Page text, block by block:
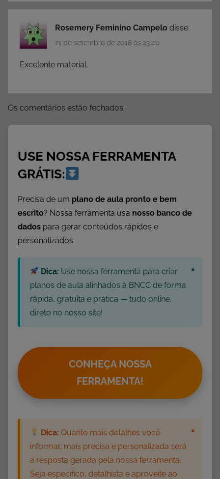
Rosemery Feminino Campelo disse:
21 de setembro de 2018 às 23:40
Excelente material.
Os comentários estão fechados.
USE NOSSA FERRAMENTA
GRÁTIS:
Precisa de um plano de aula pronto e bem
escrito? Nossa ferramenta usa nosso banco de
dados para gerar conteúdos rápidos e
personalizados.
Dica: Use nossa ferramenta para criar
planos de aula alinhados à BNCC de forma
rápida, gratuita e prática — tudo online,
direto no nosso site!
×
CONHEÇA NOSSA
FERRAMENTA!
Dica: Quanto mais detalhes você
informar, mais precisa e personalizada será
a resposta gerada pela nossa ferramenta.
Seja específico, detalhista e aproveite ao
×